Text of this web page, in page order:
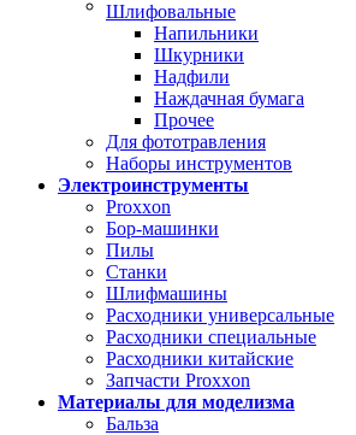
Шлифовальные
Напильники
Шкурники
Надфили
Наждачная бумага
Прочее
Для фототравления
Наборы инструментов
Электроинструменты
Proxxon
Бор-машинки
Пилы
Станки
Шлифмашины
Расходники универсальные
Расходники специальные
Расходники китайские
Запчасти Proxxon
Материалы для моделизма
Бальза